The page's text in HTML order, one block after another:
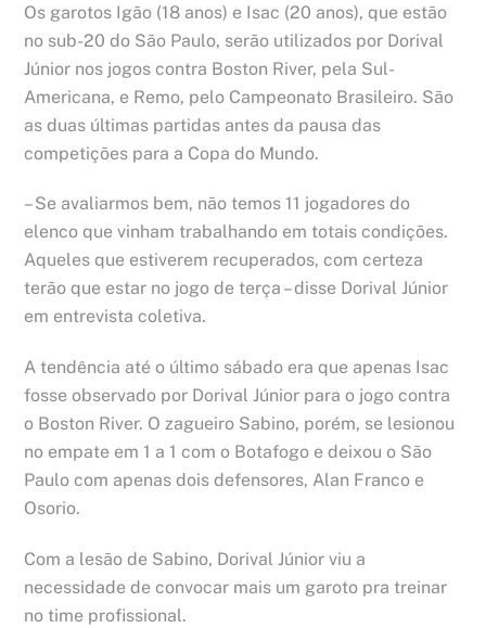
Os garotos Igão (18 anos) e Isac (20 anos), que estão
no sub-20 do São Paulo, serão utilizados por Dorival
Júnior nos jogos contra Boston River, pela Sul-
Americana, e Remo, pelo Campeonato Brasileiro. São
as duas últimas partidas antes da pausa das
competições para a Copa do Mundo.
– Se avaliarmos bem, não temos 11 jogadores do
elenco que vinham trabalhando em totais condições.
Aqueles que estiverem recuperados, com certeza
terão que estar no jogo de terça – disse Dorival Júnior
em entrevista coletiva.
A tendência até o último sábado era que apenas Isac
fosse observado por Dorival Júnior para o jogo contra
o Boston River. O zagueiro Sabino, porém, se lesionou
no empate em 1 a 1 com o Botafogo e deixou o São
Paulo com apenas dois defensores, Alan Franco e
Osorio.
Com a lesão de Sabino, Dorival Júnior viu a
necessidade de convocar mais um garoto pra treinar
no time profissional.